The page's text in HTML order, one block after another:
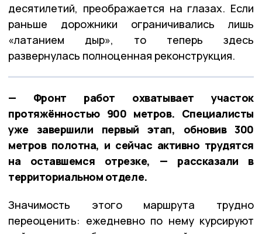
десятилетий, преображается на глазах. Если
раньше дорожники ограничивались лишь
«латанием дыр», то теперь здесь
развернулась полноценная реконструкция.
— Фронт работ охватывает участок
протяжённостью 900 метров. Специалисты
уже завершили первый этап, обновив 300
метров полотна, и сейчас активно трудятся
на оставшемся отрезке, — рассказали в
территориальном отделе.
Значимость этого маршрута трудно
переоценить: ежедневно по нему курсируют